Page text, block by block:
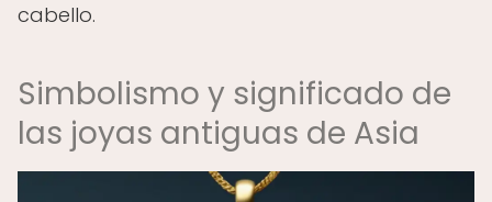
cabello.
Simbolismo y significado de
las joyas antiguas de Asia